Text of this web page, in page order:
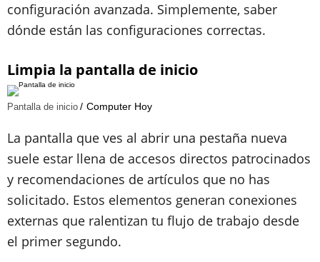
configuración avanzada. Simplemente, saber
dónde están las configuraciones correctas.
Limpia la pantalla de inicio
Pantalla de inicio Computer Hoy
La pantalla que ves al abrir una pestaña nueva
suele estar llena de accesos directos patrocinados
y recomendaciones de artículos que no has
solicitado. Estos elementos generan conexiones
externas que ralentizan tu flujo de trabajo desde
el primer segundo.